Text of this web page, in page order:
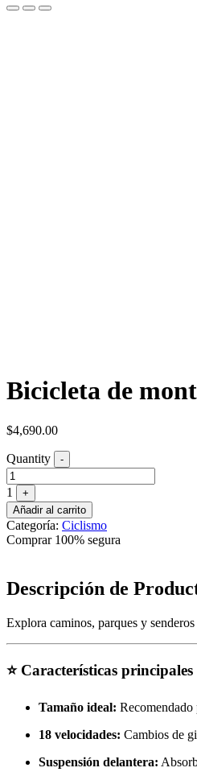
Bicicleta de
$4,690.00
Quantity -
1
+
Añadir al carrito
Categoría: Ciclismo
Comprar 100% segura
Descripción de
Explora caminos, parques y
⭐ Características principales
Tamaño ideal: Recomendado
18 velocidades: Cambios de
Suspensión delantera: